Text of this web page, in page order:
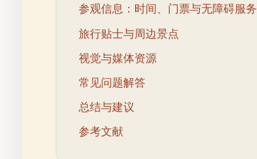
参观信息：时间、门票与无障碍服务
旅行贴士与周边景点
视觉与媒体资源
常见问题解答
总结与建议
参考文献